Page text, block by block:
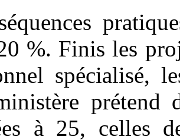
%. Finis les
spécialisé,
prétend
à 25, celles